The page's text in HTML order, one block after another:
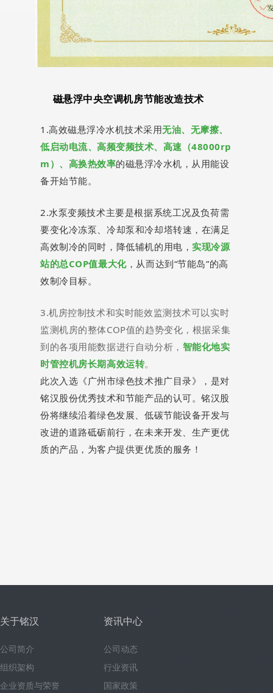
磁悬浮中央空调机房节能改造技术
1 .高效磁悬浮冷水机技术采用无油、 无摩擦、
低启动电流、高频变频技术、 高速 （48000rp
m ） 、 高换热效率的磁悬浮冷水机 ， 从 用能设
备开始节能。
2.水泵变频技术主要是根据系统工况及负荷需
要变化冷冻泵 、冷却泵和冷却塔转速 ， 在满足
高效制冷的同时 ， 降低辅机的 用电 ，实现冷源
站的总COP值最大化， 从而达到“节能岛”的高
效制冷目标。
3.机房控制技术和实时能效监测技术可以 实时
监测机房的整体COP值的趋势变化 ， 根据采集
到的各项用能数据进行自动分析 ， 智能化地实
时管控机房长期高效运转。
此次 入 选 《 广州市绿色技术推广目录》 ， 是对
铭汉 股份优秀技术和节能产品的认可。铭汉 股
份将继续沿着绿色发展 、低碳节能设备开发与
改进的道路砥砺前行 ，在未来开发 生产更优
质的产品 ， 为客 户提供更优质的 服务 ！
关于铭汉
公司简介
组织架构
企业资质与荣誉
资讯中心
公司动态
行业资讯
国家政策